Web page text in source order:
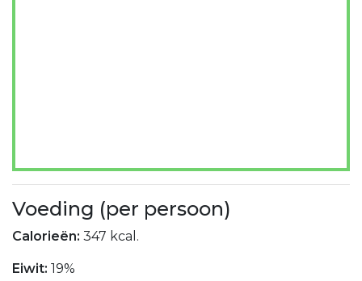
Voeding (per persoon)
Calorieën: 347 kcal.
Eiwit: 19%